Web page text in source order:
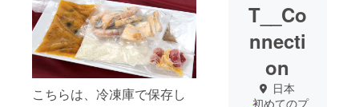
こちらは、冷凍庫で保存し
T__Co
nnecti
on
日本
初めてのプ